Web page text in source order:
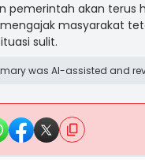
pemerintah akan terus
masyarakat
sulit.
was AI-assisted and